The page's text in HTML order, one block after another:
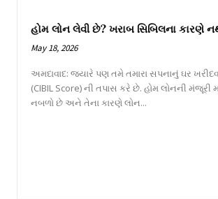
હોમ લોન લેવી છે? ખરાબ સિબિલના કારણે
May 18, 2026
અમદાવાદ: જ્યારે પણ તમે તમારા સપનાનું ઘર
(CIBIL Score) ની તપાસ કરે છે. હોમ લોનની મંજૂરી
નબળો છે અને તેના કારણે લોન...